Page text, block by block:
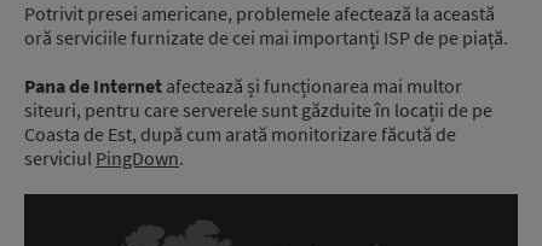
Potrivit presei americane, problemele afectează la această
oră serviciile furnizate de cei mai importanți ISP de pe piață.
Pana de Internet afectează și funcționarea mai multor
siteuri, pentru care serverele sunt găzduite în locații de pe
Coasta de Est, după cum arată monitorizare făcută de
serviciul PingDown.